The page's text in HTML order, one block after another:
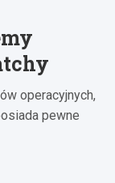
operacyjnych,
pewne